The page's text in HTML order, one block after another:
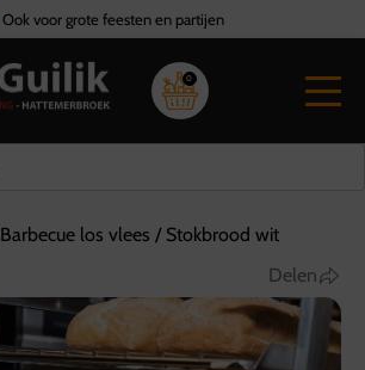
Ook voor grote feesten en partijen
0
Barbecue los vlees / Stokbrood wit
Delen